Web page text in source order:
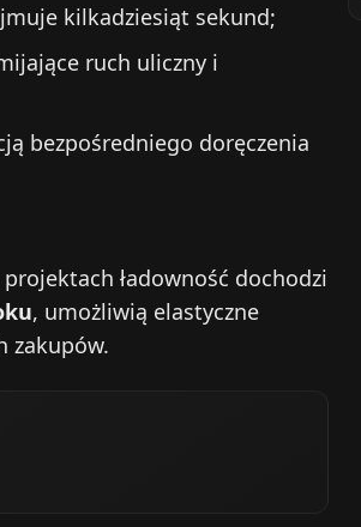
kilkadziesiąt sekund;
ruch uliczny i
bezpośredniego doręczenia
ładowność dochodzi
, umożliwią elastyczne
zakupów.